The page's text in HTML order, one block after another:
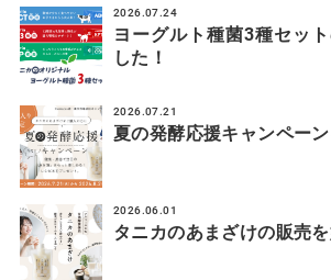
2026.07.24
ヨーグルト種菌3種セッ
した！
2026.07.21
夏の発酵応援キャンペー
2026.06.01
タニカのあまざけの販売